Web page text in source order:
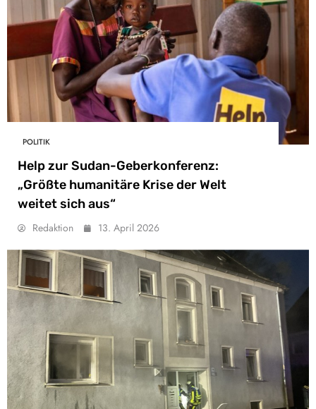
POLITIK
Help zur Sudan-Geberkonferenz:
„Größte humanitäre Krise der Welt
weitet sich aus“
Redaktion 13. April 2026